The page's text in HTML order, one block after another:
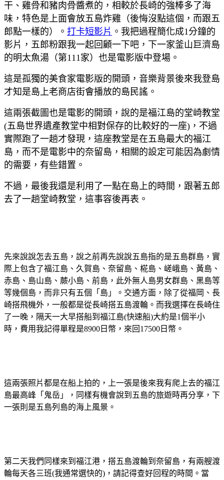
干、雞骨和豬肉骨醬煮的，相較於長崎的強棒多了海
味，特色是上面會放五島炸雞（後悔沒點這個，而跟五
郎點一樣的）。 打卡短影片 。我把過程簡化成1分鐘的
影片，五郎粉跟我一起回顧一下吧，下一家釜山巨濟島
的明太魚湯（第111家）也是電影版中登場。
這是孤獨的美食家電影版的開頭，音樂背景後來我登島
才知是島上老商店街會播放的島民謠。
這兩張截圖也是電影的開頭，說的是福江島的堂崎教堂
(五島世界遺產教堂中相對保存的比較好的一座)，不過
實際跑了一趟才發現，這座教堂是在五島最大的福江
島，而不是電影中的奈留島，相關的設定可能因為劇情
的需要，有些錯置。
不過，最後我還是利用了一點在島上的時間，跟著五郎
去了一趟堂崎教堂，這事容後再表。
先來說說怎去五島，說之前再先說說五島指的是五島群島，實
際上包含了福江島、久賀島、奈留島、椛島、嵯峨島、黃島、
赤島、島山島、蕨小島、前島，此外無人島男女群島、黑島等
等幾個島，而非只有五個「島」。交通方面，除了從福岡、長
崎搭飛機外，一般都是從長崎搭五島渡輪。而我選擇在長崎住
了一晚，隔天一大早搭船到福江島(快速船)大約是1個半小
時，費用我記得單程是8900日幣，來回17500日幣。
這兩張照片都是在船上拍的，上一張是後來我有爬上去的福江
島最高峰「鬼岳」，同樣有機會說到五島的旅遊時再分享，下
一張則是五島列島的海上風景。
第二天我們同樣來到福江港，搭五島渡輪到奈留島，有兩艘渡
輪每天各三班(我通常選快的)，請記得查好回程的時間。當